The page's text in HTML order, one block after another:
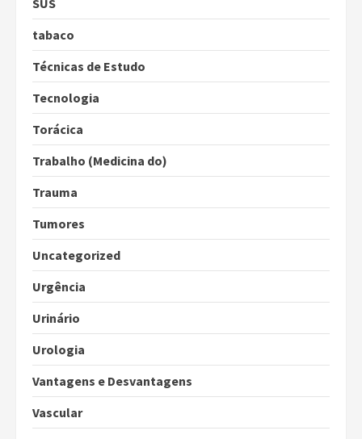
SUS
tabaco
Técnicas de Estudo
Tecnologia
Torácica
Trabalho (Medicina do)
Trauma
Tumores
Uncategorized
Urgência
Urinário
Urologia
Vantagens e Desvantagens
Vascular